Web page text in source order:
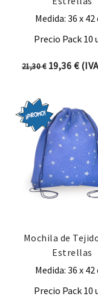
Medida: 36 x 42
Precio Pack 10
21,30€ El precio
19,36 €El
Mochila de
Estrellas
Medida: 36 x 42
Precio Pack 10